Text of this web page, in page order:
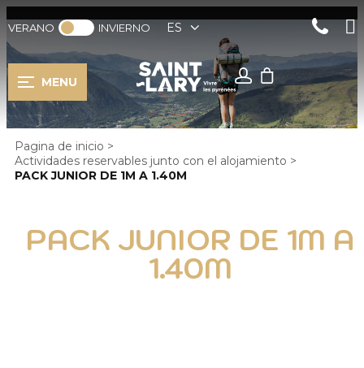
VERANO INVIERNO ES
MENU
Pagina de inicio >
Actividades reservables junto con el alojamiento >
PACK JUNIOR DE 1M A 1.40M
PACK JUNIOR DE 1M A
1.40M